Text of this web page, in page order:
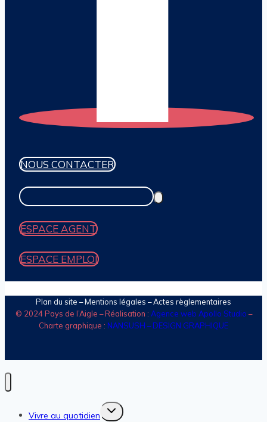
NOUS CONTACTER
ESPACE AGENT
ESPACE EMPLOI
Plan du site –Mentions légales – Actes règlementaires
© 2024 Pays de l’Aigle – Réalisation : Agence web Apollo Studio –
Charte graphique : NANSUSH – DESIGN GRAPHIQUE
Vivre au quotidien
Ouvrir/fermer
le